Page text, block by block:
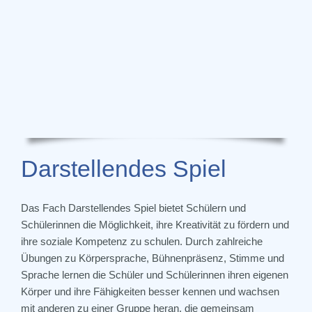
Darstellendes Spiel
Das Fach Darstellendes Spiel bietet Schülern und
Schülerinnen die Möglichkeit, ihre Kreativität zu fördern und
ihre soziale Kompetenz zu schulen. Durch zahlreiche
Übungen zu Körpersprache, Bühnenpräsenz, Stimme und
Sprache lernen die Schüler und Schülerinnen ihren eigenen
Körper und ihre Fähigkeiten besser kennen und wachsen
mit anderen zu einer Gruppe heran, die gemeinsam